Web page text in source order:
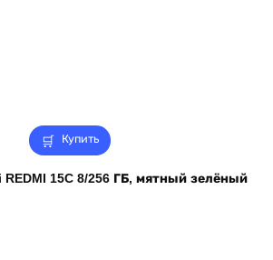
Купить
15C 8/256 ГБ, мятный зелёный